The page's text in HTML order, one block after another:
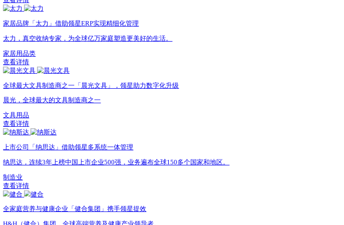
健合集团借助领星打破数据壁垒、提升数据流转效率，实现数字化转型。未来，领星将以更强
声明：文中部分素材来源于网络，如有侵权联系删除。未经本站授权，任何人不得复制转载、
企业名称 健合
行业 健康类
企业规模
相关产品
运营管理
供应链管理
获取同款方案
更多跨境企业故事
五金品牌「巨星集团」借助领星ERP征战全球
巨星科技无论是查看店铺销量、产品表现，还是上架Listing、调广告、处理买家邮件等，均在
制造业
查看详情
办公品牌「齐心科技」借助ERP实现精细管理